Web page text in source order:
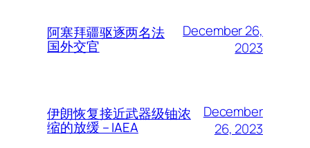
阿塞拜疆驱逐两名法
国外交官
December 26,
2023
伊朗恢复接近武器级铀浓
缩的放缓 – IAEA
December
26, 2023